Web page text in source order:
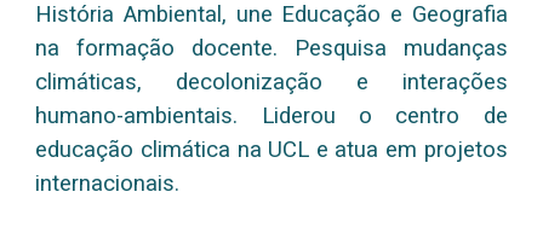
História Ambiental, une Educação e Geografia
na formação docente. Pesquisa mudanças
climáticas, decolonização e interações
humano-ambientais. Liderou o centro de
educação climática na UCL e atua em projetos
internacionais.